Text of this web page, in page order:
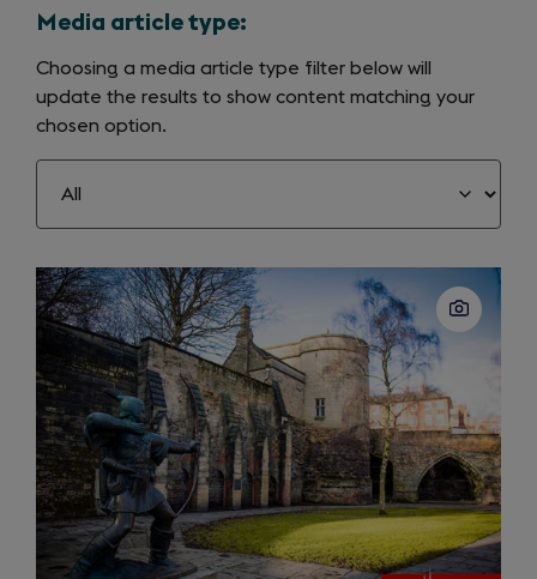
Media article type:
Choosing a media article type filter below will
update the results to show content matching your
chosen option.
Slide
1
of